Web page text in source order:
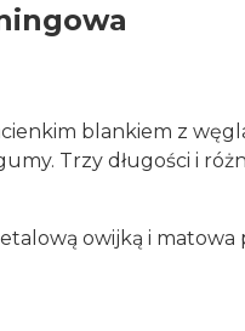
blankiem z
Trzy długości i
owijką i